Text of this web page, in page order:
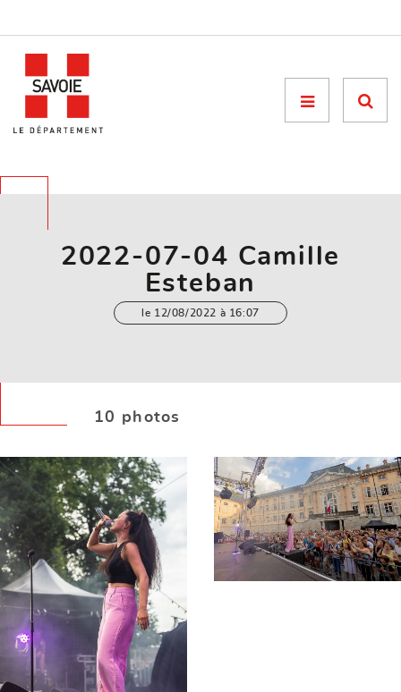
Menu

2022-07-04 Camille
Esteban
le 12/08/2022 à 16:07
10 photos